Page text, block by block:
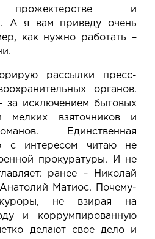
прожектерстве и
А я вам приведу очень
как нужно работать –
рассылки пресс-
органов.
за исключением бытовых
мелких взяточников и
Единственная
с интересом читаю не
прокуратуры. И не
ранее – Николай
Матиос. Почему-
не взирая на
и коррумпированную
делают свое дело и